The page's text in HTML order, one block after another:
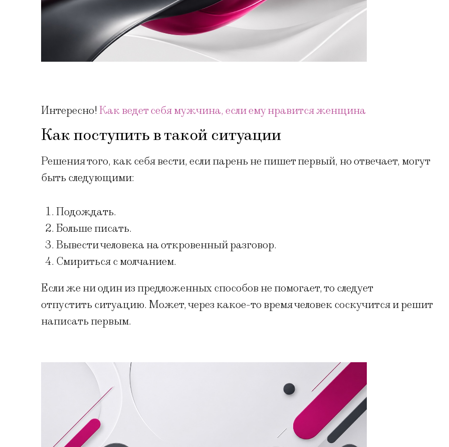
Интересно!Как ведет себя мужчина, если ему нравится женщина
Как поступить в такой ситуации
Решения того, как себя вести, если парень не пишет первый, но отвечает, могут
быть следующими:
Подождать.
Больше писать.
Вывести человека на откровенный разговор.
Смириться с молчанием.
Если же ни один из предложенных способов не помогает, то следует
отпустить ситуацию. Может, через какое-то время человек соскучится и решит
написать первым.